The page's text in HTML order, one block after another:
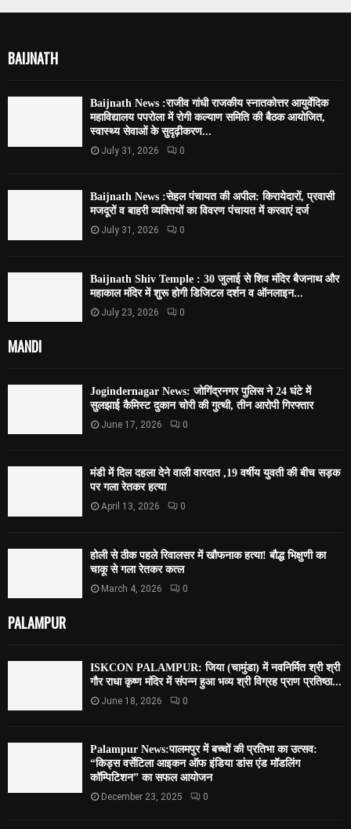
BAIJNATH
Baijnath News :राजीव गांधी राजकीय स्नातकोत्तर आयुर्वेदिक
महाविद्यालय पपरोला में रोगी कल्याण समिति की बैठक आयोजित,
स्वास्थ्य सेवाओं के सुदृढ़ीकरण...
July 31, 2026 0
Baijnath News :सेहल पंचायत की अपील: किरायेदारों, प्रवासी
मजदूरों व बाहरी व्यक्तियों का विवरण पंचायत में करवाएं दर्ज
July 31, 2026 0
Baijnath Shiv Temple : 30 जुलाई से शिव मंदिर बैजनाथ और
महाकाल मंदिर में शुरू होगी डिजिटल दर्शन व ऑनलाइन...
July 23, 2026 0
MANDI
Jogindernagar News: जोगिंद्रनगर पुलिस ने 24 घंटे में
सुलझाई कैमिस्ट दुकान चोरी की गुत्थी, तीन आरोपी गिरफ्तार
June 17, 2026 0
मंडी में दिल दहला देने वाली वारदात ,19 वर्षीय युवती की बीच सड़क
पर गला रेतकर हत्या
April 13, 2026 0
होली से ठीक पहले रिवालसर में खौफनाक हत्या! बौद्ध भिक्षुणी का
चाकू से गला रेतकर कत्ल
March 4, 2026 0
PALAMPUR
ISKCON PALAMPUR: जिया (चामुंडा) में नवनिर्मित श्री श्री
गौर राधा कृष्ण मंदिर में संपन्न हुआ भव्य श्री विग्रह प्राण प्रतिष्ठा...
June 18, 2026 0
Palampur News:पालमपुर में बच्चों की प्रतिभा का उत्सव:
“किड्स वर्सेटिला आइकन ऑफ इंडिया डांस एंड मॉडलिंग
कॉम्पिटिशन” का सफल आयोजन
December 23, 2025 0